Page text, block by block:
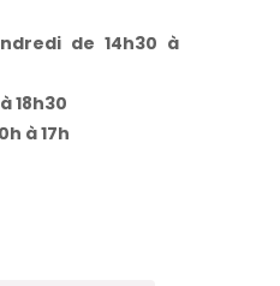
de 14h30 à
18h30
à 17h